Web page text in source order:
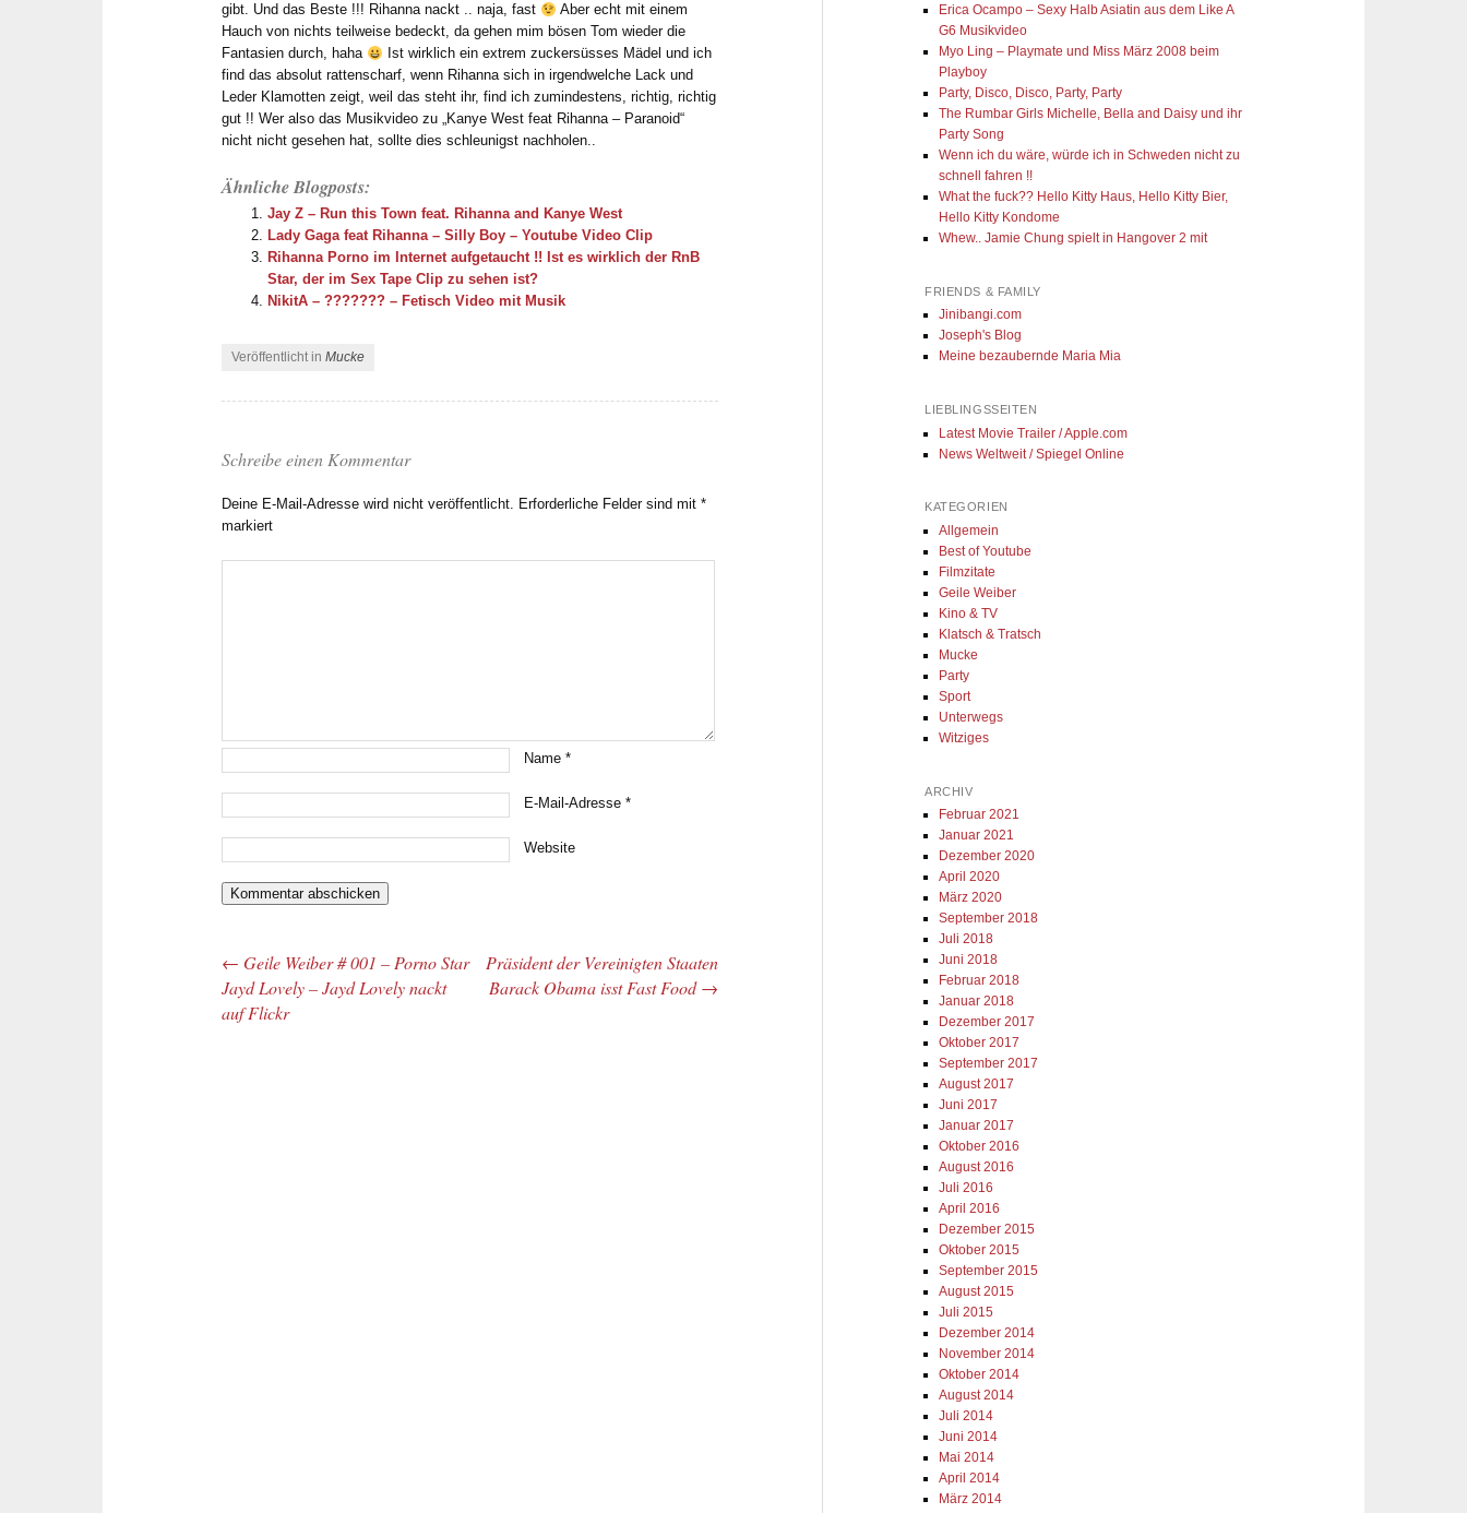
gibt. Und das Beste !!! Rihanna nackt .. naja, fast
Aber echt mit einem
Hauch von nichts teilweise bedeckt, da gehen mim bösen Tom wieder die
Fantasien durch, haha
Ist wirklich ein extrem zuckersüsses Mädel und ich
find das absolut rattenscharf, wenn Rihanna sich in irgendwelche Lack und
Leder Klamotten zeigt, weil das steht ihr, find ich zumindestens, richtig, richtig
gut !! Wer also das Musikvideo zu „Kanye West feat Rihanna – Paranoid“
nicht nicht gesehen hat, sollte dies schleunigst nachholen..
Ähnliche Blogposts:
Jay Z – Run this Town feat. Rihanna and Kanye West
Lady Gaga feat Rihanna – Silly Boy – Youtube Video Clip
Rihanna Porno im Internet aufgetaucht !! Ist es wirklich der RnB
Star, der im Sex Tape Clip zu sehen ist?
NikitA – ??????? – Fetisch Video mit Musik
Veröffentlicht inMucke
Schreibe einen Kommentar
Deine E-Mail-Adresse wird nicht veröffentlicht. Erforderliche Felder sind mit*
markiert
Name*
E-Mail-Adresse*
Website
Beitrags-Navigation
← Geile Weiber # 001 – Porno Star
Jayd Lovely – Jayd Lovely nackt
auf Flickr
Präsident der Vereinigten Staaten
Barack Obama isst Fast Food→
Erica Ocampo – Sexy Halb Asiatin aus dem Like A
G6 Musikvideo
Myo Ling – Playmate und Miss März 2008 beim
Playboy
Party, Disco, Disco, Party, Party
The Rumbar Girls Michelle, Bella and Daisy und ihr
Party Song
Wenn ich du wäre, würde ich in Schweden nicht zu
schnell fahren !!
What the fuck?? Hello Kitty Haus, Hello Kitty Bier,
Hello Kitty Kondome
Whew.. Jamie Chung spielt in Hangover 2 mit
FRIENDS & FAMILY
Jinibangi.com
Joseph's Blog
Meine bezaubernde Maria Mia
LIEBLINGSSEITEN
Latest Movie Trailer / Apple.com
News Weltweit / Spiegel Online
KATEGORIEN
Allgemein
Best of Youtube
Filmzitate
Geile Weiber
Kino & TV
Klatsch & Tratsch
Mucke
Party
Sport
Unterwegs
Witziges
ARCHIV
Februar 2021
Januar 2021
Dezember 2020
April 2020
März 2020
September 2018
Juli 2018
Juni 2018
Februar 2018
Januar 2018
Dezember 2017
Oktober 2017
September 2017
August 2017
Juni 2017
Januar 2017
Oktober 2016
August 2016
Juli 2016
April 2016
Dezember 2015
Oktober 2015
September 2015
August 2015
Juli 2015
Dezember 2014
November 2014
Oktober 2014
August 2014
Juli 2014
Juni 2014
Mai 2014
April 2014
März 2014